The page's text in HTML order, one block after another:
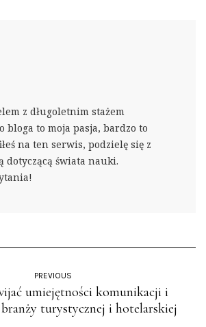
z długoletnim stażem
bloga to moja pasja, bardzo to
na ten serwis, podzielę się z
dotyczącą świata nauki.
PREVIOUS
umiejętności komunikacji i
turystycznej i hotelarskiej